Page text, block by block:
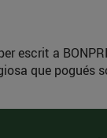
a
que pogués